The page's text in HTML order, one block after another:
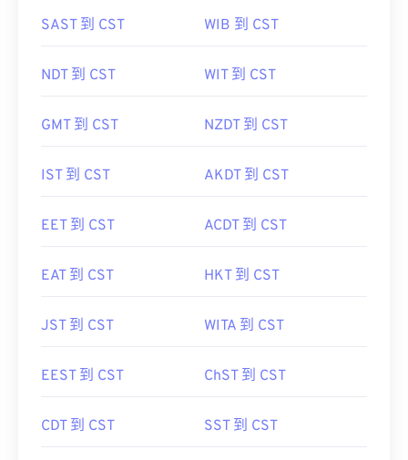
SAST 到 CST WIB 到 CST
NDT 到 CST WIT 到 CST
GMT 到 CST NZDT 到 CST
IST 到 CST AKDT 到 CST
EET 到 CST ACDT 到 CST
EAT 到 CST HKT 到 CST
JST 到 CST WITA 到 CST
EEST 到 CST ChST 到 CST
CDT 到 CST SST 到 CST